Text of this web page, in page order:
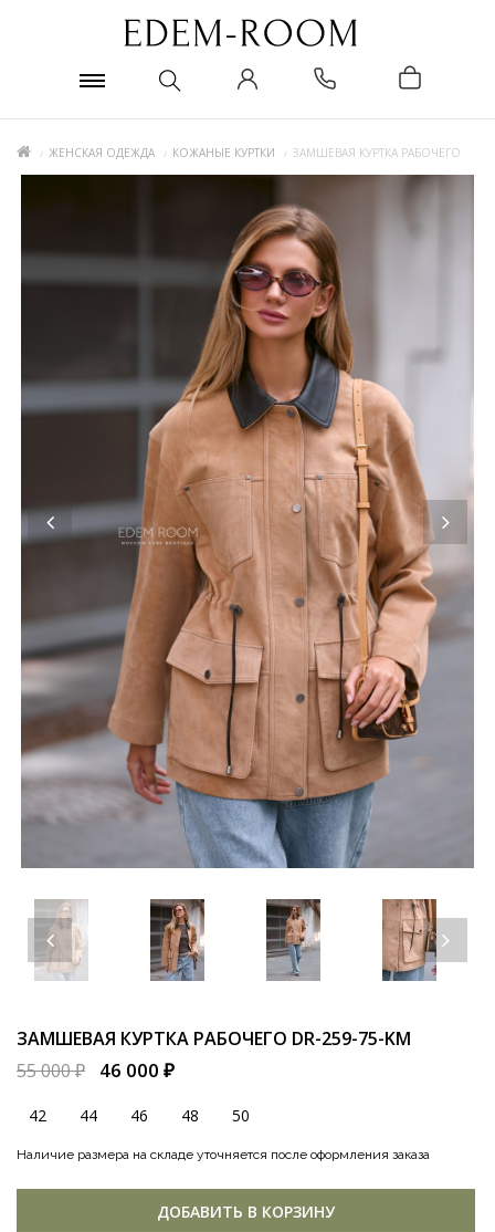
ЖЕНСКАЯ ОДЕЖДА КОЖАНЫЕ КУРТКИ ЗАМШЕВАЯ КУРТКА РАБОЧЕГО
ЗАМШЕВАЯ КУРТКА РАБОЧЕГО DR-259-75-KM
55 000 ₽
46 000 ₽
42 44 46 48 50
Наличие размера на складе уточняется после оформления заказа
ДОБАВИТЬ В КОРЗИНУ